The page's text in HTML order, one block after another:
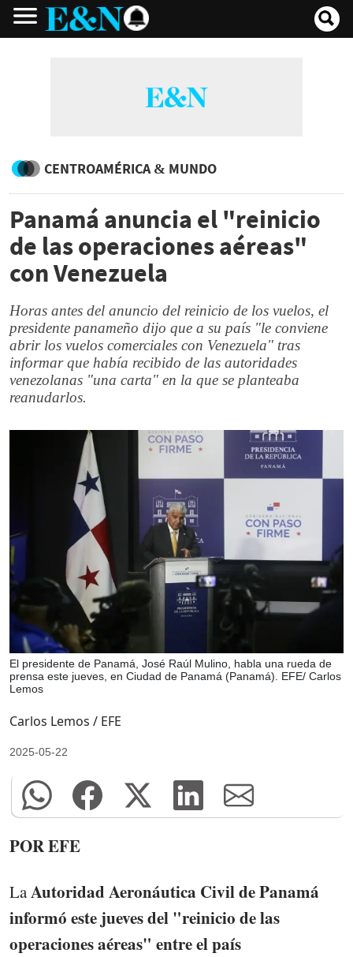
CENTROAMÉRICA & MUNDO
Panamá anuncia el "reinicio
de las operaciones aéreas"
con Venezuela
Horas antes del anuncio del reinicio de los vuelos, el
presidente panameño dijo que a su país "le conviene
abrir los vuelos comerciales con Venezuela" tras
informar que había recibido de las autoridades
venezolanas "una carta" en la que se planteaba
reanudarlos.
El presidente de Panamá, José Raúl Mulino, habla una rueda de
prensa este jueves, en Ciudad de Panamá (Panamá). EFE/ Carlos
Lemos
Carlos Lemos / EFE
2025-05-22
POR EFE
LaAutoridad Aeronáutica Civil de Panamá
informó este jueves del "reinicio de las
operaciones aéreas" entre el país